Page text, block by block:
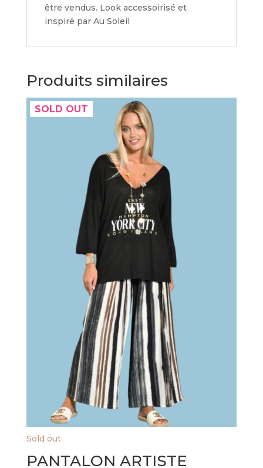
être vendus. Look accessoirisé et
inspiré par Au Soleil
Produits similaires
SOLD OUT
Sold out
PANTALON ARTISTE